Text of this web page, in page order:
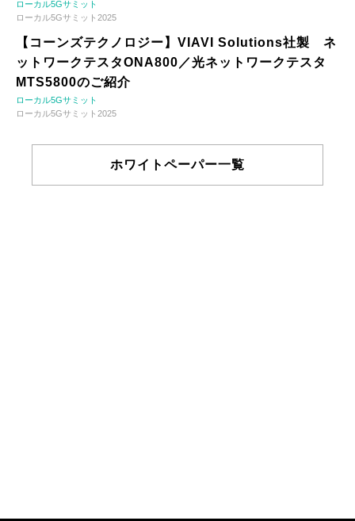
ローカル5Gサミット
ローカル5Gサミット2025
【コーンズテクノロジー】VIAVI Solutions社製 ネ
ットワークテスタONA800／光ネットワークテスタ
MTS5800のご紹介
ローカル5Gサミット
ローカル5Gサミット2025
ホワイトペーパー一覧